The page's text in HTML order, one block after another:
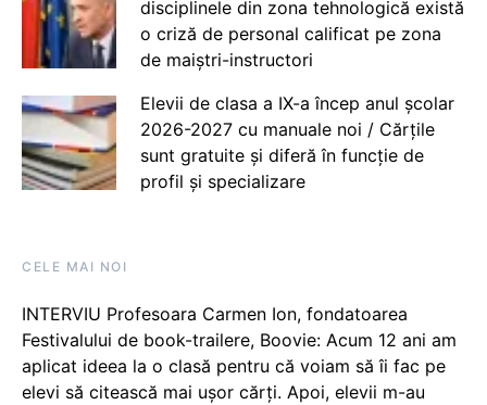
disciplinele din zona tehnologică există
o criză de personal calificat pe zona
de maiștri-instructori
Elevii de clasa a IX-a încep anul școlar
2026-2027 cu manuale noi / Cărțile
sunt gratuite și diferă în funcție de
profil și specializare
CELE MAI NOI
INTERVIU Profesoara Carmen Ion, fondatoarea
Festivalului de book-trailere, Boovie: Acum 12 ani am
aplicat ideea la o clasă pentru că voiam să îi fac pe
elevi să citească mai ușor cărți. Apoi, elevii m-au